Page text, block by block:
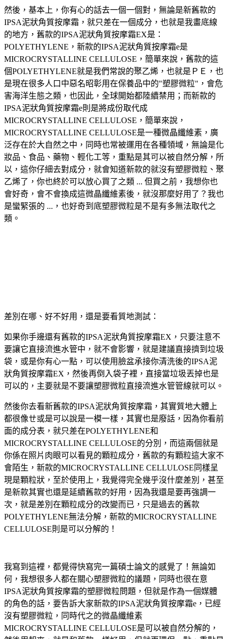
然後，基本上，你有心的話去一個一個對，無論是新舊款的
IPSA泥狀角質按摩霜，就只差在一個成分，也就是我畫底線
的地方，舊款的IPSA泥狀角質按摩霜EX是：
POLYETHYLENE，新款的IPSA泥狀角質按摩霜e是
MICROCRYSTALLINE CELLULOSE，簡單來說，舊款的這
個POLYETHYLENE就是我們常說的聚乙烯，也就是ＰＥ，也
是現在很多人口中惡名昭彰用在保養品中的"塑膠微粒"，會危
害海洋生態之類，也因此，全球開始都陸續禁用；而新款的
IPSA泥狀角質按摩霜e則是將成份取代成
MICROCRYSTALLINE CELLULOSE，簡單來說，
MICROCRYSTALLINE CELLULOSE是一種微晶纖維素，廣
泛存在於大自然之中，同時也常被運用在各種領域，無論是化
妝品、食品、藥物、輕化工等，重點是其可以被自然分解，所
以，這你仔細去對成分，就會知道新款的就沒有塑膠微粒、聚
乙烯了，你也終於可以放心買了之類 ... 但買之前，我想你也
會好奇，會不會換成這微晶纖維素後，就沒那麼好用了？我也
是蠻緊張的 ...，也好奇到底塑膠微粒是不是有多無法取代之
類。
差別在哪、好不好用，還是要看質地測試：
如果你手邊還有舊款的IPSA泥狀角質按摩霜EX，只要注意不
要讓它直接流進水管中，就不會影響，就是建議直接擠到垃圾
袋，或是你有心一點，可以使用臉盆承接你清洗後的IPSA泥
狀角質按摩霜EX，然後再倒入袋子裡，直接當垃圾丟掉也是
可以的，主要就是不要讓塑膠微粒直接流進水管管線就可以。
然後你去看新舊款的IPSA泥狀角質按摩霜，其實質地大體上
都很像ㄝ或是可以說是一模一樣，其實也是廢話，因為你看前
面的成分表，就只差在POLYETHYLENE和
MICROCRYSTALLINE CELLULOSE的分別，而這兩個就是
你係在照片肉眼可以看見的顆粒成分，舊款的有顆粒這大家不
會陌生，新款的MICROCRYSTALLINE CELLULOSE同樣呈
現是顆粒狀，至於使用上，我覺得完全幾乎沒什麼差別，甚至
是新款其實也還是延續舊款的好用，因為我還是要再強調一
次，就是差別在顆粒成分的改變而已，只是過去的舊款
POLYETHYLENE無法分解，新款的MICROCRYSTALLINE
CELLULOSE則是可以分解的！
我寫到這裡，都覺得快寫完一篇碩士論文的感覺了！無論如
何，我想很多人都在關心塑膠微粒的議題，同時也很在意
IPSA泥狀角質按摩霜的塑膠微粒問題，但就是作為一個媒體
的角色的話，要告訴大家新款的IPSA泥狀角質按摩霜e，已經
沒有塑膠微粒，同時代之的微晶纖維素
MICROCRYSTALLINE CELLULOSE是可以被自然分解的，